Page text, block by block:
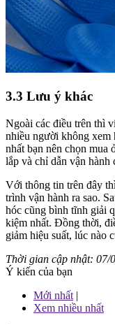
3.3 Lưu ý khác
Ngoài các điều trên thì
nhiều người không xem
nhất bạn nên chọn
lắp và chỉ dẫn vận hành
Với thông tin trên đây
trình vận hành ra sao.
hóc cũng bình tĩnh giải
kiệm nhất. Đồng thời,
giảm hiệu suất, lúc nào
Thời gian cập nhật: 07/
Ý kiến của bạn
Mới nhất |
Xem nhiều nhất